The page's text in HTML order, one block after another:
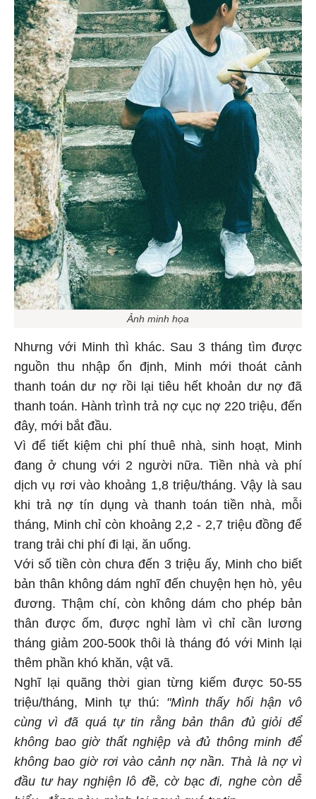
Ảnh minh họa
Nhưng với Minh thì khác. Sau 3 tháng tìm được
nguồn thu nhập ổn định, Minh mới thoát cảnh
thanh toán dư nợ rồi lại tiêu hết khoản dư nợ đã
thanh toán. Hành trình trả nợ cục nợ 220 triệu, đến
đây, mới bắt đầu.
Vì để tiết kiệm chi phí thuê nhà, sinh hoạt, Minh
đang ở chung với 2 người nữa. Tiền nhà và phí
dịch vụ rơi vào khoảng 1,8 triệu/tháng. Vậy là sau
khi trả nợ tín dụng và thanh toán tiền nhà, mỗi
tháng, Minh chỉ còn khoảng 2,2 - 2,7 triệu đồng để
trang trải chi phí đi lại, ăn uống.
Với số tiền còn chưa đến 3 triệu ấy, Minh cho biết
bản thân không dám nghĩ đến chuyện hẹn hò, yêu
đương. Thậm chí, còn không dám cho phép bản
thân được ốm, được nghỉ làm vì chỉ cần lương
tháng giảm 200-500k thôi là tháng đó với Minh lại
thêm phần khó khăn, vật vã.
Nghĩ lại quãng thời gian từng kiếm được 50-55
triệu/tháng, Minh tự thú: "Mình thấy hối hận vô
cùng vì đã quá tự tin rằng bản thân đủ giỏi để
không bao giờ thất nghiệp và đủ thông minh để
không bao giờ rơi vào cảnh nợ nần. Thà là nợ vì
đầu tư hay nghiện lô đề, cờ bạc đi, nghe còn dễ